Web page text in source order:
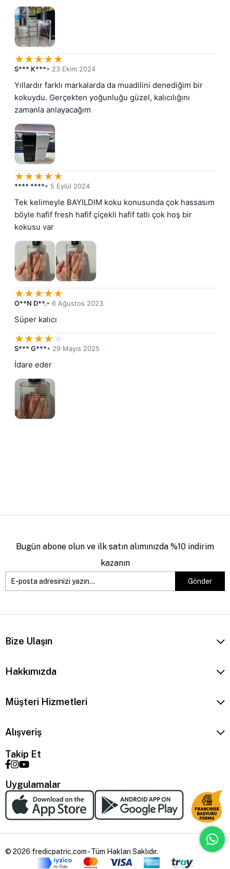
★★★★★
S*** K***• 23 Ekim 2024
Yıllardır farklı markalarda da muadilini denediğim bir
kokuydu. Gerçekten yoğunluğu güzel, kalıcılığını
zamanla anlayacağım
★★★★★
**** ****• 5 Eylül 2024
Tek kelimeyle BAYILDIM koku konusunda çok hassasım
böyle hafif fresh hafif çiçekli hafif tatlı çok hoş bir
kokusu var
★★★★★
O**N D**.• 6 Ağustos 2023
Süper kalıcı
★★★★ ★
S*** G***• 29 Mayıs 2025
İdare eder
Bugün abone olun ve ilk satın alımınızda %10 indirim
kazanın
Gönder
Bize Ulaşın
Hakkımızda
Müşteri Hizmetleri
Alışveriş
Takip Et
Uygulamalar
© 2026 fredicpatric.com - Tüm Hakları Saklıdır.